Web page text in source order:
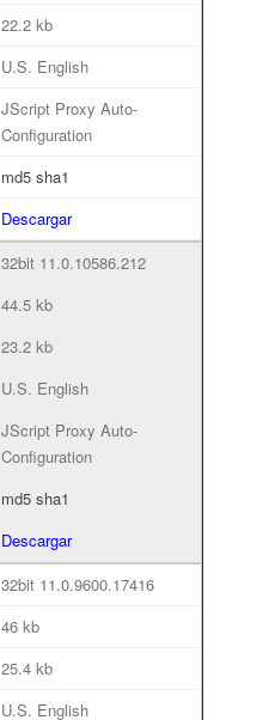
22.2 kb
U.S. English
JScript Proxy Auto-
Configuration
md5 sha1
Descargar
32bit 11.0.10586.212
44.5 kb
23.2 kb
U.S. English
JScript Proxy Auto-
Configuration
md5 sha1
Descargar
32bit 11.0.9600.17416
46 kb
25.4 kb
U.S. English